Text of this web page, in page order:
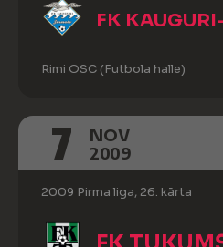
FK
Rimi OSC (Futbola halle)
7 NOV
2009
2009 Pirma liga, 26. kārta